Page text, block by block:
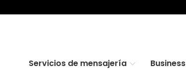
Servicios de mensajería Business